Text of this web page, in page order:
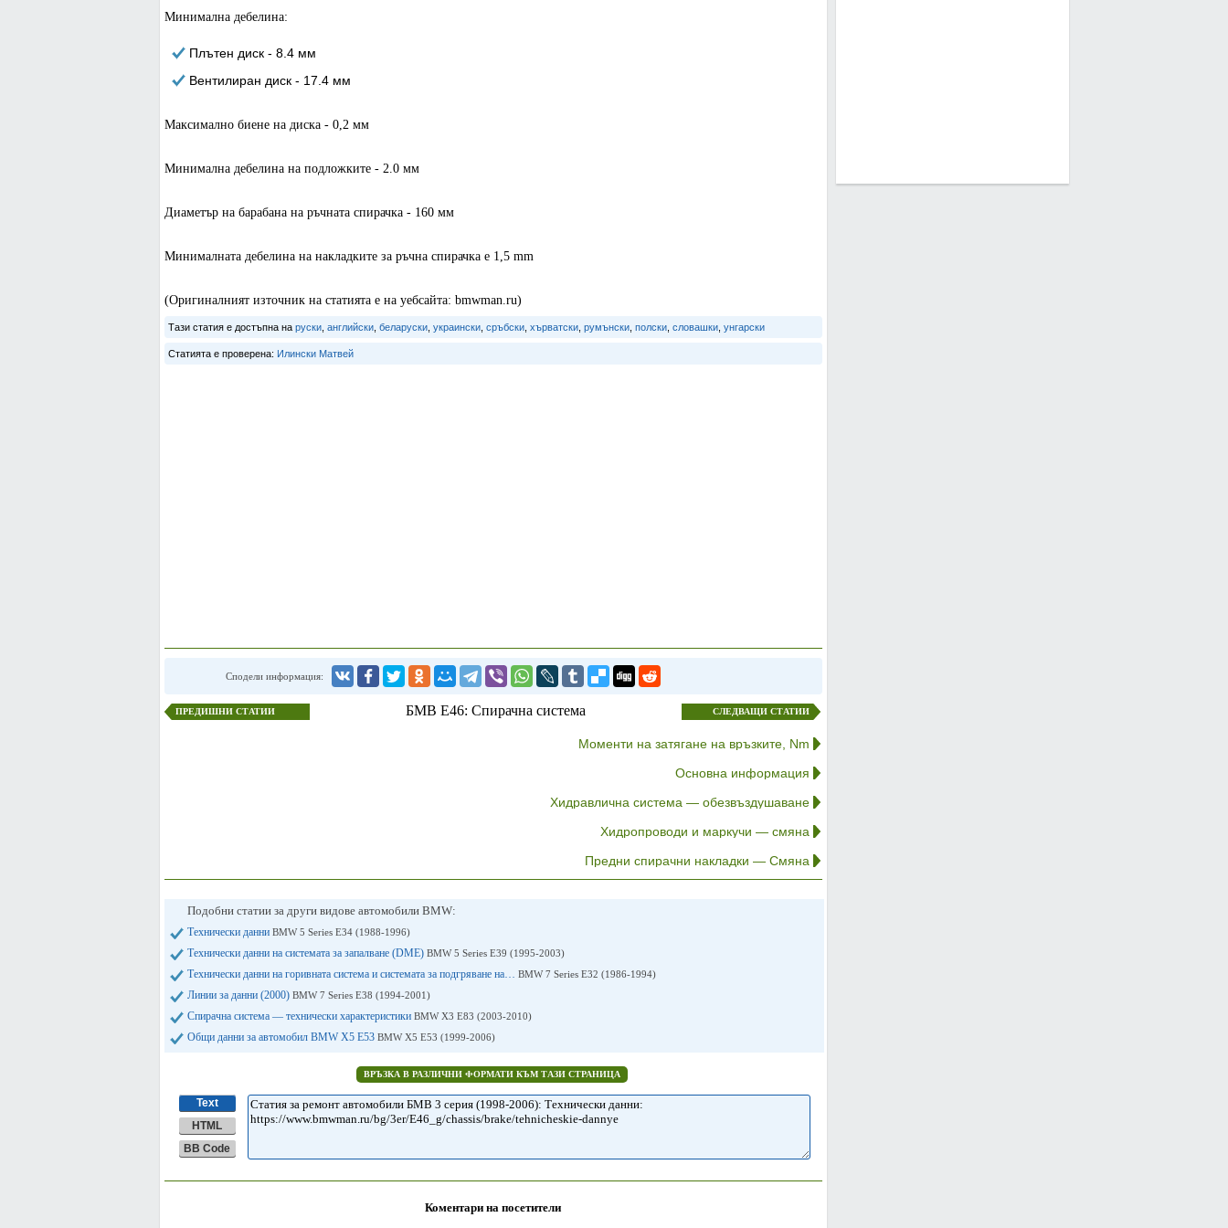
Минимална дебелина:
Плътен диск - 8.4 мм
Вентилиран диск - 17.4 мм
Максимално биене на диска - 0,2 мм
Минимална дебелина на подложките - 2.0 мм
Диаметър на барабана на ръчната спирачка - 160 мм
Минималната дебелина на накладките за ръчна спирачка е 1,5 mm
(Оригиналният източник на статията е на уебсайта: bmwman.ru)
Тази статия е достъпна на руски, английски, беларуски, украински, сръбски, хърватски, румънски, полски, словашки, унгарски
Статията е проверена: Илински Матвей
Сподели информация:
ПРЕДИШНИ СТАТИИ БМВ E46: Спирачна система СЛЕДВАЩИ СТАТИИ
Моменти на затягане на връзките, Nm
Основна информация
Хидравлична система — обезвъздушаване
Хидропроводи и маркучи — смяна
Предни спирачни накладки — Смяна
Подобни статии за други видове автомобили BMW:
Технически данни BMW 5 Series E34 (1988-1996)
Технически данни на системата за запалване (DME) BMW 5 Series E39 (1995-2003)
Технически данни на горивната система и системата за подгряване на… BMW 7 Series E32 (1986-1994)
Линии за данни (2000) BMW 7 Series E38 (1994-2001)
Спирачна система — технически характеристики BMW X3 Е83 (2003-2010)
Общи данни за автомобил BMW X5 E53 BMW X5 E53 (1999-2006)
ВРЪЗКА В РАЗЛИЧНИ ФОРМАТИ КЪМ ТАЗИ СТРАНИЦА
Text
HTML
BB Code
Коментари на посетители